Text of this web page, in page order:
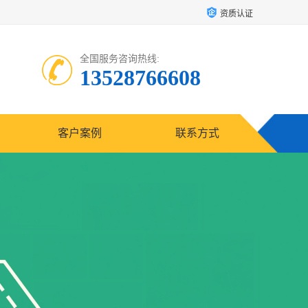
资质认证
全国服务咨询热线:
13528766608
客户案例 联系方式